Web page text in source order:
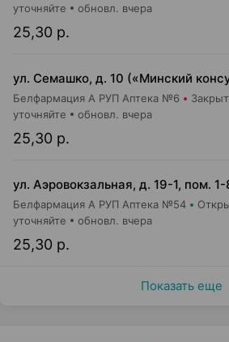
25,30 р.
уточняйте обновл. вчера
Белфармация А РУП Аптека №6
25,30 р.
уточняйте обновл. вчера
Белфармация А РУП Аптека №54
25,30 р.
уточняйте обновл. вчера
Показать еще